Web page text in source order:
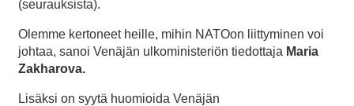
(seurauksista).
Olemme kertoneet heille, mihin NATOon liittyminen voi
johtaa, sanoi Venäjän ulkoministeriön tiedottaja Maria
Zakharova.
Lisäksi on syytä huomioida Venäjän